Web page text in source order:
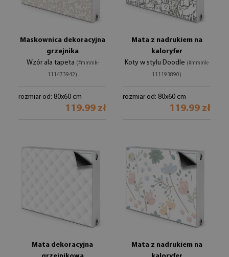
Maskownica dekoracyjna
grzejnika
Wzór ala tapeta (#mmmk-
111473942)
rozmiar od: 80x60 cm
119.99 zł
Mata z nadrukiem na
kaloryfer
Koty w stylu Doodle (#mmmk-
111193890)
rozmiar od: 80x60 cm
119.99 zł
Mata dekoracyjna
Mata z nadrukiem na